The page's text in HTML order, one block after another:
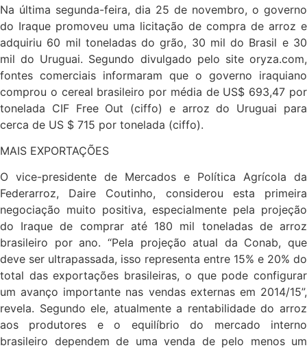
Na última segunda-feira, dia 25 de novembro, o governo
do Iraque promoveu uma licitação de compra de arroz e
adquiriu 60 mil toneladas do grão, 30 mil do Brasil e 30
mil do Uruguai. Segundo divulgado pelo site oryza.com,
fontes comerciais informaram que o governo iraquiano
comprou o cereal brasileiro por média de US$ 693,47 por
tonelada CIF Free Out (ciffo) e arroz do Uruguai para
cerca de US $ 715 por tonelada (ciffo).
MAIS EXPORTAÇÕES
O vice-presidente de Mercados e Política Agrícola da
Federarroz, Daire Coutinho, considerou esta primeira
negociação muito positiva, especialmente pela projeção
do Iraque de comprar até 180 mil toneladas de arroz
brasileiro por ano. “Pela projeção atual da Conab, que
deve ser ultrapassada, isso representa entre 15% e 20% do
total das exportações brasileiras, o que pode configurar
um avanço importante nas vendas externas em 2014/15”,
revela. Segundo ele, atualmente a rentabilidade do arroz
aos produtores e o equilíbrio do mercado interno
brasileiro dependem de uma venda de pelo menos um